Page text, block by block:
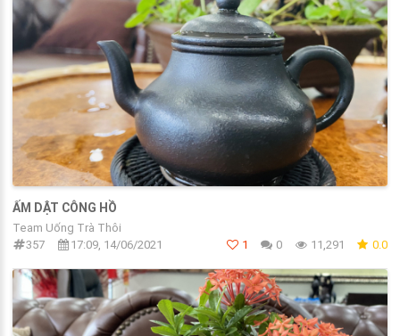
ẤM DẬT CÔNG HỒ
Team Uống Trà Thôi
357
17:09, 14/06/2021 1 0 11,291 0.0